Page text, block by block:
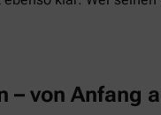
– von Anfang